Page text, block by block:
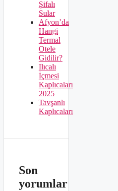
Şifalı
Sular
Afyon’da
Hangi
Termal
Otele
Gidilir?
Ilıcalı
İçmesi
Kaplıcaları
2025
Tavşanlı
Kaplıcaları
Son
yorumlar